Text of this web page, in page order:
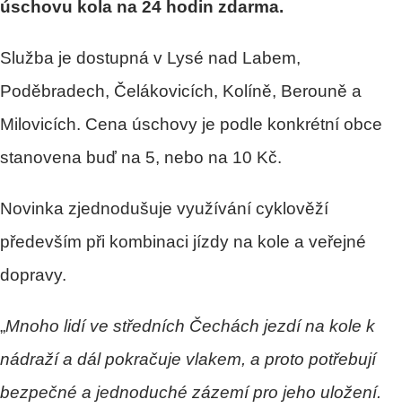
úschovu kola na 24 hodin zdarma.
Služba je dostupná v Lysé nad Labem,
Poděbradech, Čelákovicích, Kolíně, Berouně a
Milovicích. Cena úschovy je podle konkrétní obce
stanovena buď na 5, nebo na 10 Kč.
Novinka zjednodušuje využívání cyklověží
především při kombinaci jízdy na kole a veřejné
dopravy.
„Mnoho lidí ve středních Čechách jezdí na kole k
nádraží a dál pokračuje vlakem, a proto potřebují
bezpečné a jednoduché zázemí pro jeho uložení.